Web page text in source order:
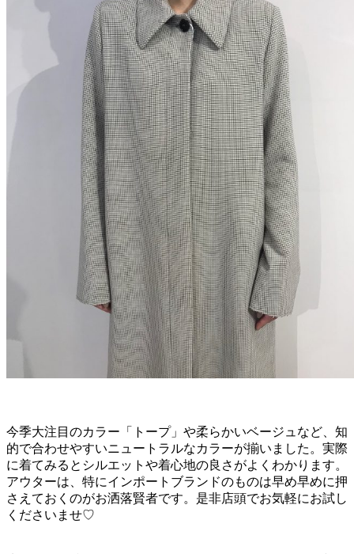
今季大注目のカラー「トープ」や柔らかいベージュなど、知
的で合わせやすいニュートラルなカラーが揃いました。実際
に着てみるとシルエットや着心地の良さがよくわかります。
アウターは、特にインポートブランドのものは早め早めに押
さえておくのがお洒落賢者です。是非店頭でお気軽にお試し
くださいませ♡